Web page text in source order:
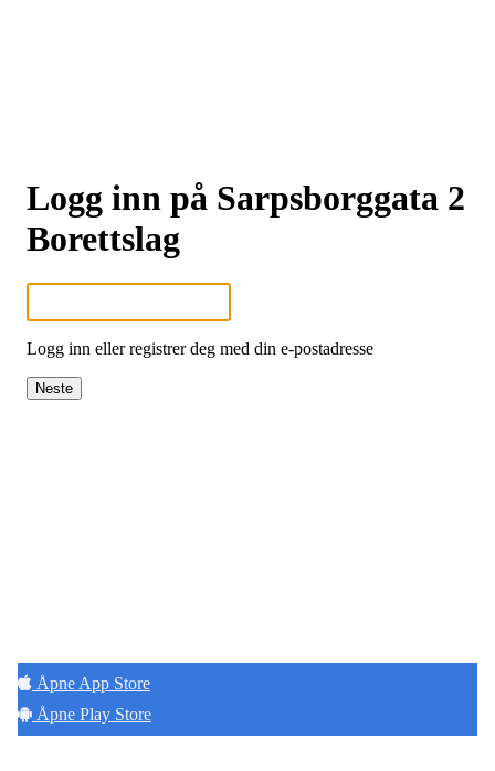
Logg inn på Sarpsborggata 2
Borettslag
Logg inn eller registrer deg med din e-postadresse
Neste
Åpne App Store
Åpne Play Store